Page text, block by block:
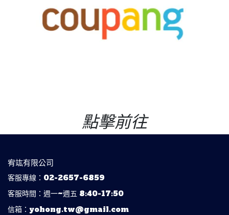
點擊前往
宥竑有限公司
客服專線：02-2657-6859
客服時間：週一~週五 8:40-17:50
信箱：yohong.tw@gmail.com